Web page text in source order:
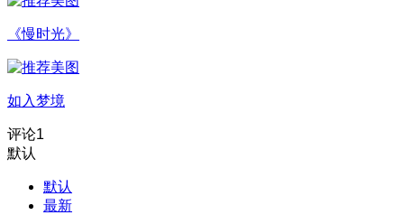
《慢时光》
如入梦境
评论1
默认
默认
最新